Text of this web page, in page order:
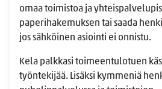
omaa toimistoa ja
paperihakemuksen tai saada
jos sähköinen asiointi ei onnistu.
Kela palkkasi toimeentulotuen
työntekijää. Lisäksi kymmeniä